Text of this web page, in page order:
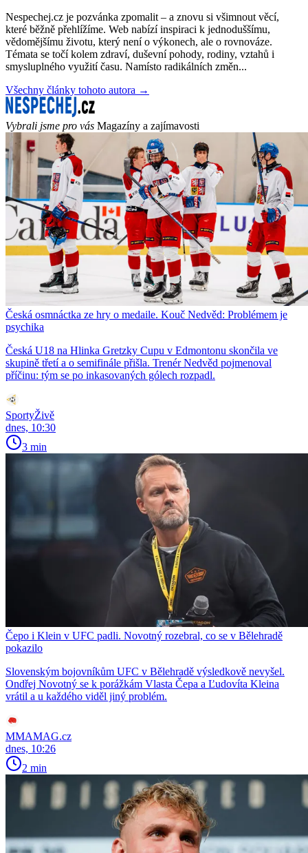
Nespechej.cz je pozvánka zpomalit – a znovu si všimnout věcí,
které běžně přehlížíme. Web nabízí inspiraci k jednoduššímu,
vědomějšímu životu, který není o výkonech, ale o rovnováze.
Témata se točí kolem zdraví, duševní pohody, rodiny, vztahů i
smysluplného využití času. Namísto radikálních změn...
Všechny články tohoto autora →
Vybrali jsme pro vás Magazíny a zajímavosti
Česká osmnáctka ze hry o medaile. Kouč Nedvěd: Problémem je
psychika
Česká U18 na Hlinka Gretzky Cupu v Edmontonu skončila ve
skupině třetí a o semifinále přišla. Trenér Nedvěd pojmenoval
příčinu: tým se po inkasovaných gólech rozpadl.
SportyŽivě
dnes, 10:30
3 min
Čepo i Klein v UFC padli. Novotný rozebral, co se v Bělehradě
pokazilo
Slovenským bojovníkům UFC v Bělehradě výsledkově nevyšel.
Ondřej Novotný se k porážkám Vlasta Čepa a Ľudovíta Kleina
vrátil a u každého viděl jiný problém.
MMAMAG.cz
dnes, 10:26
2 min